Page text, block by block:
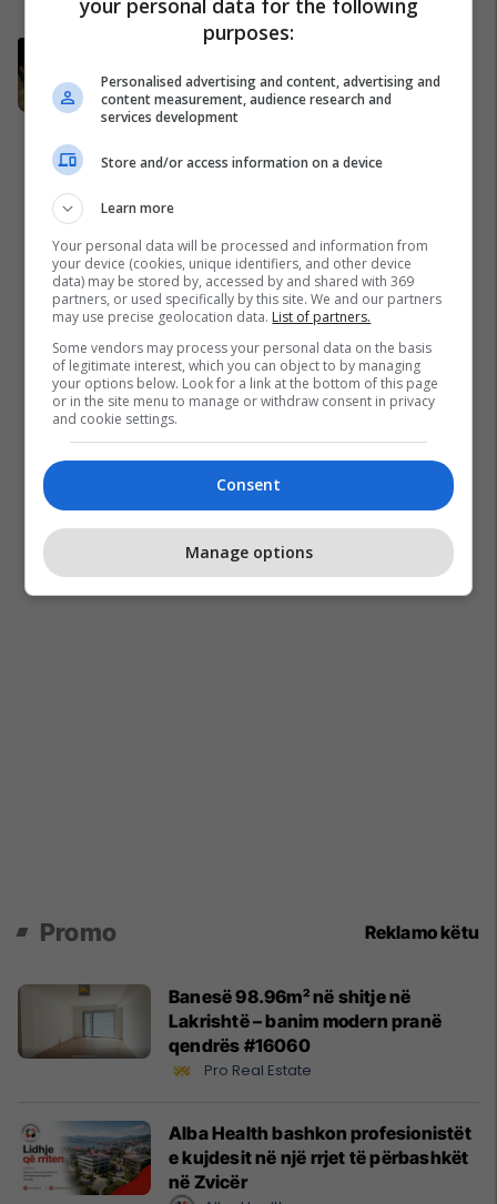
ndërkombëtar
Shqipëri
Abdixhiku me 18 deputetët e LDK-
së përcaktojnë rrugëtimin e
përbashkët
Politikë
Promo Reklamo këtu
Banesë 98.96m² në shitje në
Lakrishtë – banim modern pranë
qendrës #16060
Pro Real Estate
Alba Health bashkon profesionistët
e kujdesit në një rrjet të përbashkët
në Zvicër
your personal data for the following
purposes:
Personalised advertising and content, advertising and
content measurement, audience research and
services development
Store and/or access information on a device
Learn more
Your personal data will be processed and information from
your device (cookies, unique identifiers, and other device
data) may be stored by, accessed by and shared with 369
partners, or used specifically by this site. We and our partners
may use precise geolocation data. List of partners.
Some vendors may process your personal data on the basis
of legitimate interest, which you can object to by managing
your options below. Look for a link at the bottom of this page
or in the site menu to manage or withdraw consent in privacy
and cookie settings.
Consent
Manage options